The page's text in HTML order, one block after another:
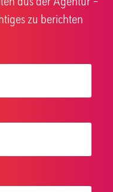
zu berichten